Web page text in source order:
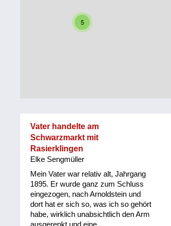
Steiermark
Tirol
Fluchtgeschichten
Staatsvertrag
sonstiges
5
Vater handelte am
Schwarzmarkt mit
Rasierklingen
Elke Sengmüller
Mein Vater war relativ alt, Jahrgang
1895. Er wurde ganz zum Schluss
eingezogen, nach Arnoldstein und
dort hat er sich so, was ich so gehört
habe, wirklich unabsichtlich den Arm